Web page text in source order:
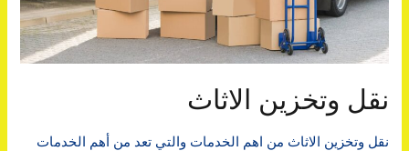
نقل وتخزين الاثاث
نقل وتخزين الاثاث من اهم الخدمات والتي تعد من أهم الخدمات